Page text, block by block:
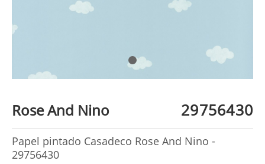
Rose And Nino 29756430
Papel pintado Casadeco Rose And Nino -
29756430